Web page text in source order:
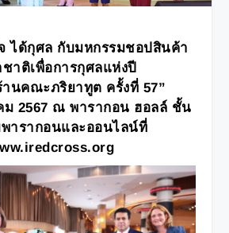
ได้กุศล กับมหกรรมชอปสินค้า
าติเพื่อการกุศลแห่งปี
านคณะภริยาทูต ครั้งที่ 57”
ม 2567 ณ พารากอน ฮอลล์ ชั้น
ารากอนและออนไลน์ที่